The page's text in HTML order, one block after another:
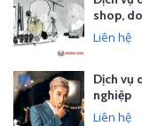
shop,
Liên hệ
Dịch vụ
nghiệp
Liên hệ